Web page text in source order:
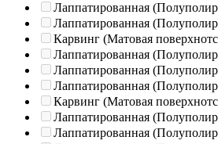
Лаппатированная
Лаппатированная
Карвинг (Матовая
Лаппатированная
Лаппатированная
Лаппатированная
Карвинг (Матовая
Лаппатированная
Лаппатированная